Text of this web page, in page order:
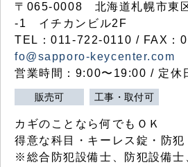
〒065-0008 北海道札幌市東
-1 イチカンビル2F
TEL：011-722-0110 / FAX：
fo@sapporo-keycenter.com
営業時間：9:00〜19:00 / 定休
販売可 工事・取付可
カギのことなら何でもＯＫ
得意な科目・キーレス錠・防
※総合防犯設備士、防犯設備士